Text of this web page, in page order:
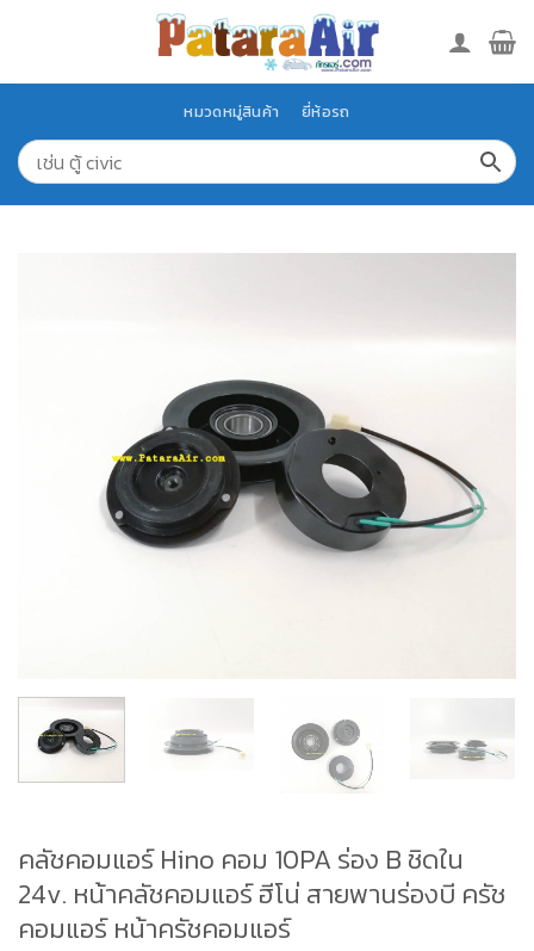
หมวดหมู่สินค้า ยี่ห้อรถ
คลัชคอมแอร์ Hino คอม 10PA ร่อง B ชิดใน
24v. หน้าคลัชคอมแอร์ ฮีโน่ สายพานร่องบี ครัช
คอมแอร์ หน้าครัชคอมแอร์